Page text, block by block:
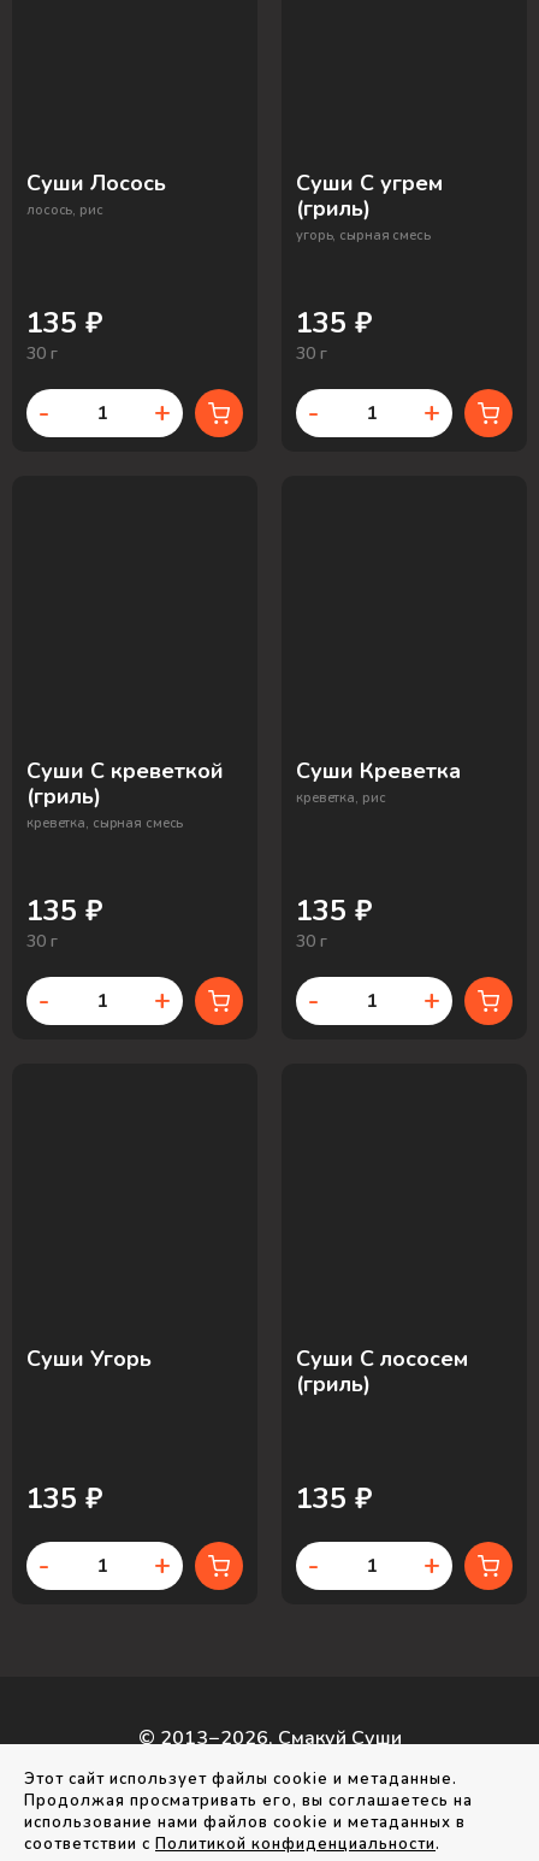
Суши Лосось
лосось, рис
135 ₽
30 г
- +
Суши С угрем
(гриль)
угорь, сырная смесь
135 ₽
30 г
- +
Суши С креветкой
(гриль)
креветка, сырная смесь
135 ₽
30 г
- +
Суши Креветка
креветка, рис
135 ₽
30 г
- +
Суши Угорь
135 ₽
- +
Суши С лососем
(гриль)
135 ₽
- +
© 2013−2026, Смакуй Суши
г. Раменское, ул. Бронницкая, д. 19а
г. Раменское, ул. Лучистая, д. 9
Создание сайта—
Этот сайт использует файлы cookie и метаданные.
Продолжая просматривать его, вы соглашаетесь на
использование нами файлов cookie и метаданных в
соответствии с Политикой конфиденциальности.